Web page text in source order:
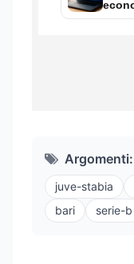
Argomenti:
juve-stabia
bari
serie-b